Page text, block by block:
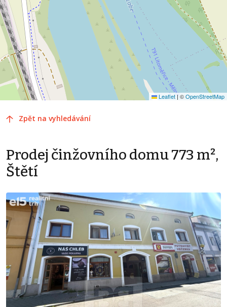
Leaflet | ©OpenStreetMap
Zpět na vyhledávání
Prodej činžovního domu 773 m²,
Štětí